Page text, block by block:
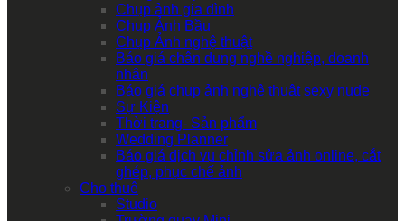
Chụp ảnh gia đình
Chụp Ảnh Bầu
Chụp Ảnh nghệ thuật
Báo giá chân dung nghề nghiệp, doanh
nhân
Báo giá chụp ảnh nghệ thuật sexy nude
Sự Kiện
Thời trang- Sản phẩm
Wedding Planner
Báo giá dịch vụ chỉnh sửa ảnh online, cắt
ghép, phục chế ảnh
Cho thuê
Studio